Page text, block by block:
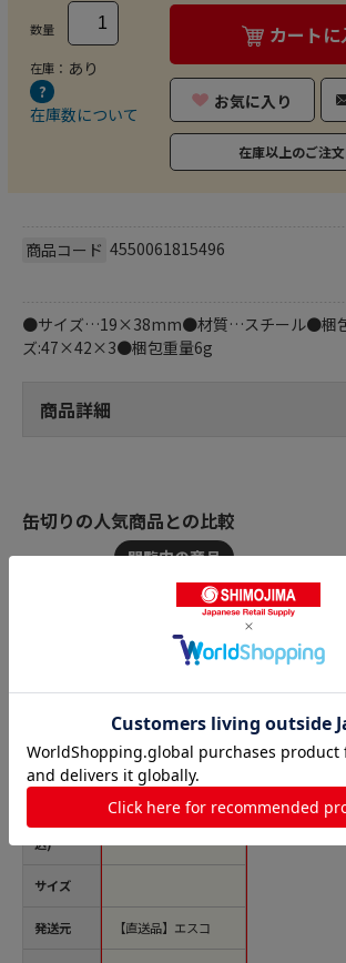
数量
在庫： あり
在庫数について
カートに
お気に入り
在庫以上のご注
商品コード 4550061815496
●サイズ…19×38mm●材質…スチール●梱
ズ:47×42×3●梱包重量6g
商品詳細
缶切りの人気商品との比較
商品名
価格(税
込)
サイズ
発送元
エスコ EA912HF-21 3
8x19mm缶切り(ステ
ィール製) 1個（ご注
文単位1個）【直送
￥88
【直送品】エスコ